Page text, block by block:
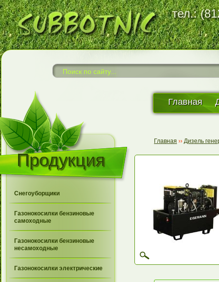
тел.:
Главная
Продукция
Снегоуборщики
Газонокосилки бензиновые
самоходные
Газонокосилки бензиновые
несамоходные
Газонокосилки электрические
Главная ›› Дизель